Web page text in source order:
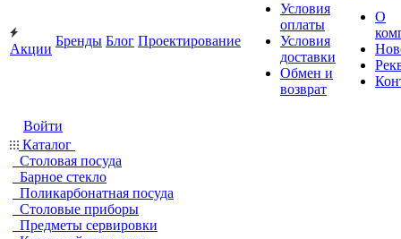
Акции
Бренды Блог Проектирование
Условия
оплаты
Условия
доставки
Обмен и
возврат
О
Войти
Каталог
Столовая посуда
Барное стекло
Поликарбонатная посуда
Столовые приборы
Предметы сервировки